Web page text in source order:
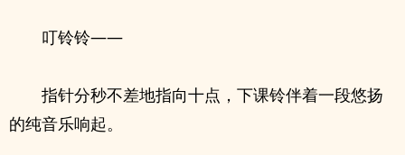
叮铃铃——
指针分秒不差地指向十点，下课铃伴着一段悠扬
的纯音乐响起。